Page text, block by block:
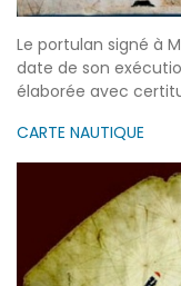
Le portulan signé à
date de son
élaborée avec
CARTE NAUTIQUE